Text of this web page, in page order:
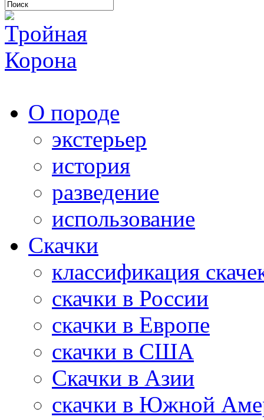
О породе
экстерьер
история
разведение
использование
Скачки
классификация
скачки в России
скачки в Европе
скачки в США
Скачки в Азии
скачки в Южной